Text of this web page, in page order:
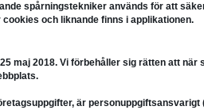
spårningstekniker används för att
och liknande finns i applikationen.
maj 2018. Vi förbehåller sig rätten att
är